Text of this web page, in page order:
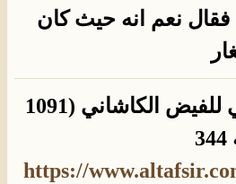
فقال نعم انه حيث كان
8- التفسير الصافي للفيض الكاشاني (1091
https://